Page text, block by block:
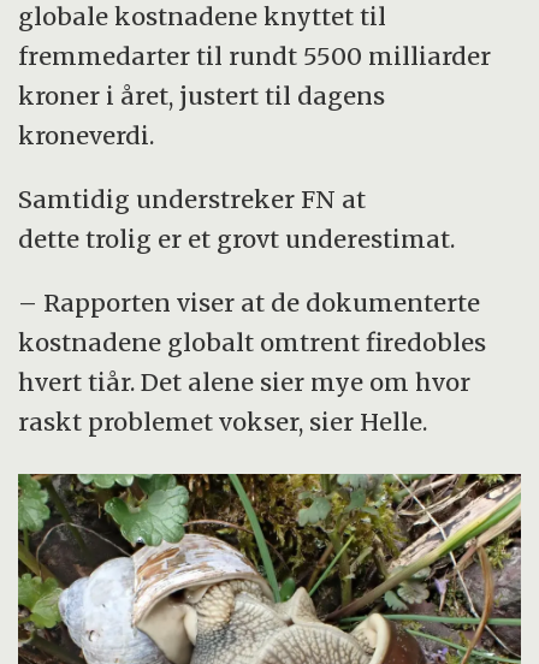
globale kostnadene knyttet til
fremmedarter til rundt 5500 milliarder
kroner i året, justert til dagens
kroneverdi.
Samtidig understreker FN at
dette trolig er et grovt underestimat.
– Rapporten viser at de dokumenterte
kostnadene globalt omtrent firedobles
hvert tiår. Det alene sier mye om hvor
raskt problemet vokser, sier Helle.